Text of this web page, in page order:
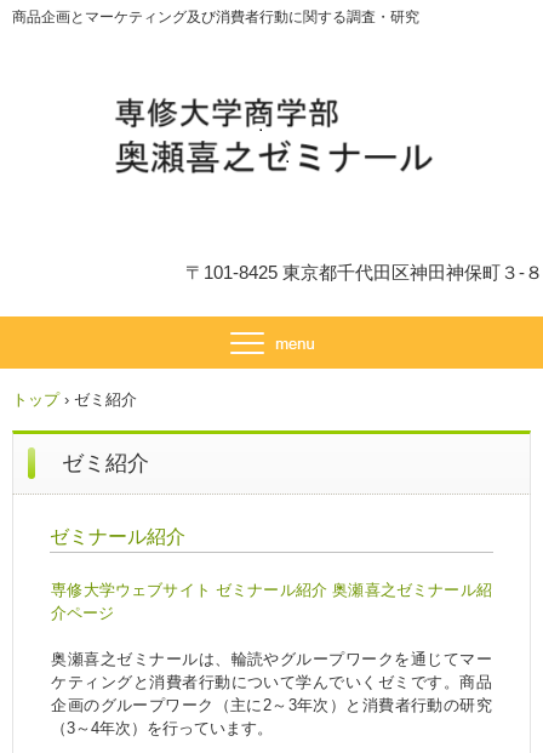
商品企画とマーケティング及び消費者行動に関する調査・研究
〒101-8425 東京都千代田区神田神保町３-８
トップ › ゼミ紹介
ゼミ紹介
ゼミナール紹介
専修大学ウェブサイト ゼミナール紹介 奥瀬喜之ゼミナール紹
介ページ
奥瀬喜之ゼミナールは、輪読やグループワークを通じてマー
ケティングと消費者行動について学んでいくゼミです。商品
企画のグループワーク（主に2～3年次）と消費者行動の研究
（3～4年次）を行っています。